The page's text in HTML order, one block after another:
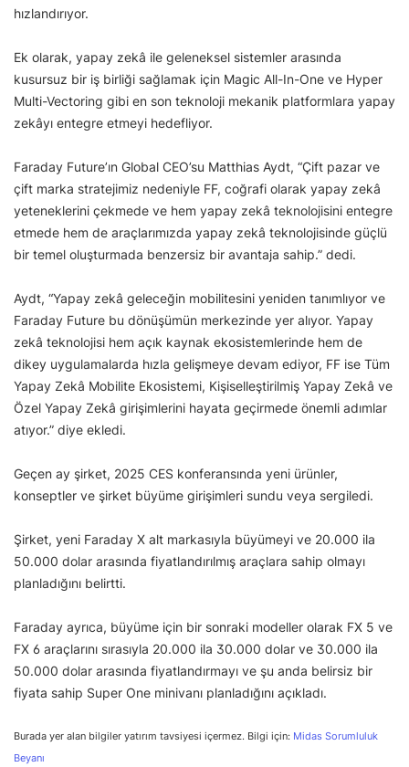
hızlandırıyor.
Ek olarak, yapay zekâ ile geleneksel sistemler arasında
kusursuz bir iş birliği sağlamak için Magic All-In-One ve Hyper
Multi-Vectoring gibi en son teknoloji mekanik platformlara yapay
zekâyı entegre etmeyi hedefliyor.
Faraday Future’ın Global CEO’su Matthias Aydt, “Çift pazar ve
çift marka stratejimiz nedeniyle FF, coğrafi olarak yapay zekâ
yeteneklerini çekmede ve hem yapay zekâ teknolojisini entegre
etmede hem de araçlarımızda yapay zekâ teknolojisinde güçlü
bir temel oluşturmada benzersiz bir avantaja sahip.” dedi.
Aydt, “Yapay zekâ geleceğin mobilitesini yeniden tanımlıyor ve
Faraday Future bu dönüşümün merkezinde yer alıyor. Yapay
zekâ teknolojisi hem açık kaynak ekosistemlerinde hem de
dikey uygulamalarda hızla gelişmeye devam ediyor, FF ise Tüm
Yapay Zekâ Mobilite Ekosistemi, Kişiselleştirilmiş Yapay Zekâ ve
Özel Yapay Zekâ girişimlerini hayata geçirmede önemli adımlar
atıyor.” diye ekledi.
Geçen ay şirket, 2025 CES konferansında yeni ürünler,
konseptler ve şirket büyüme girişimleri sundu veya sergiledi.
Şirket, yeni Faraday X alt markasıyla büyümeyi ve 20.000 ila
50.000 dolar arasında fiyatlandırılmış araçlara sahip olmayı
planladığını belirtti.
Faraday ayrıca, büyüme için bir sonraki modeller olarak FX 5 ve
FX 6 araçlarını sırasıyla 20.000 ila 30.000 dolar ve 30.000 ila
50.000 dolar arasında fiyatlandırmayı ve şu anda belirsiz bir
fiyata sahip Super One minivanı planladığını açıkladı.
Burada yer alan bilgiler yatırım tavsiyesi içermez. Bilgi için: Midas Sorumluluk
Beyanı